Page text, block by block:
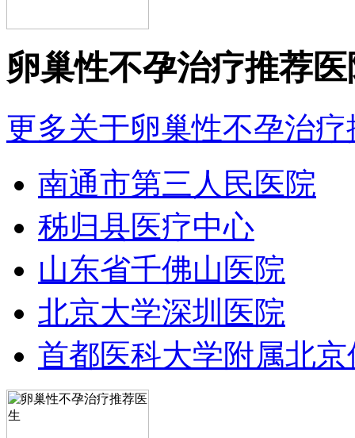
卵巢性不孕治疗推荐医
更多关于卵巢性不孕治
南通市第三人民医院
秭归县医疗中心
山东省千佛山医院
北京大学深圳医院
首都医科大学附属北